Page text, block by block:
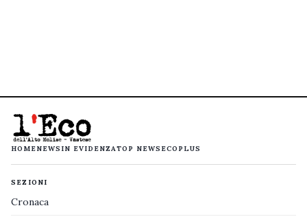
HOMENEWS IN EVIDENZATOP NEWS ECOPLUS
SEZIONI
Cronaca